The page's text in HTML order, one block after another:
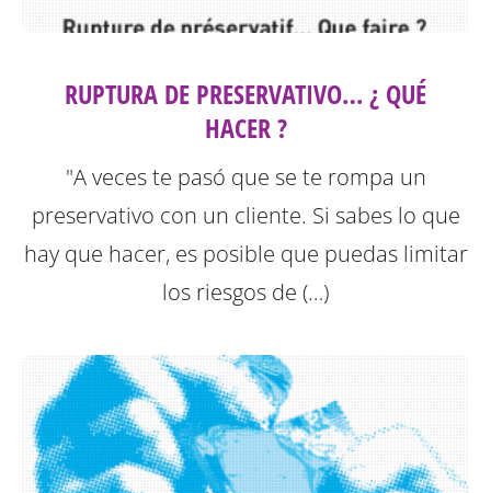
RUPTURA DE PRESERVATIVO… ¿ QUÉ
HACER ?
"A veces te pasó que se te rompa un
preservativo con un cliente. Si sabes lo que
hay que hacer, es posible que puedas limitar
los riesgos de (…)